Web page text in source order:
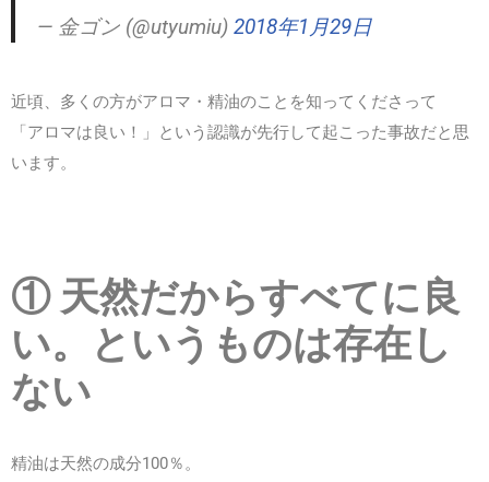
— 金ゴン (@utyumiu) 2018年1月29日
近頃、多くの方がアロマ・精油のことを知ってくださって
「アロマは良い！」という認識が先行して起こった事故だと思
います。
① 天然だからすべてに良
い。というものは存在し
ない
精油は天然の成分100％。